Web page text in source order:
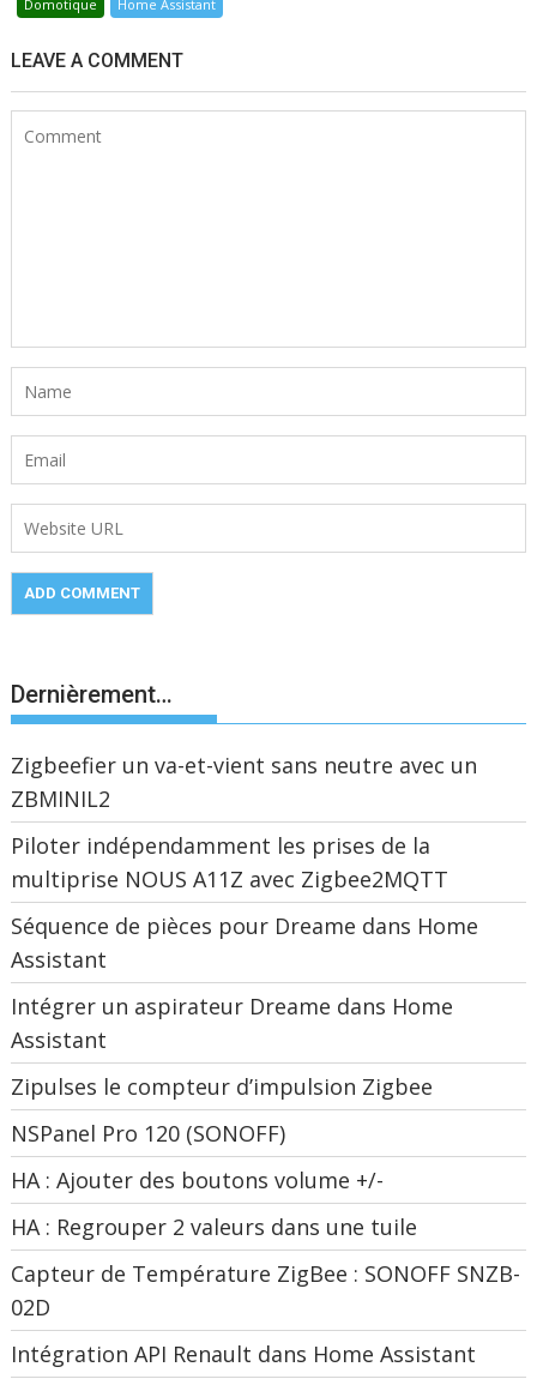
Domotique Home Assistant
LEAVE A COMMENT
Dernièrement…
Zigbeefier un va-et-vient sans neutre avec un
ZBMINIL2
Piloter indépendamment les prises de la
multiprise NOUS A11Z avec Zigbee2MQTT
Séquence de pièces pour Dreame dans Home
Assistant
Intégrer un aspirateur Dreame dans Home
Assistant
Zipulses le compteur d’impulsion Zigbee
NSPanel Pro 120 (SONOFF)
HA : Ajouter des boutons volume +/-
HA : Regrouper 2 valeurs dans une tuile
Capteur de Température ZigBee : SONOFF SNZB-
02D
Intégration API Renault dans Home Assistant